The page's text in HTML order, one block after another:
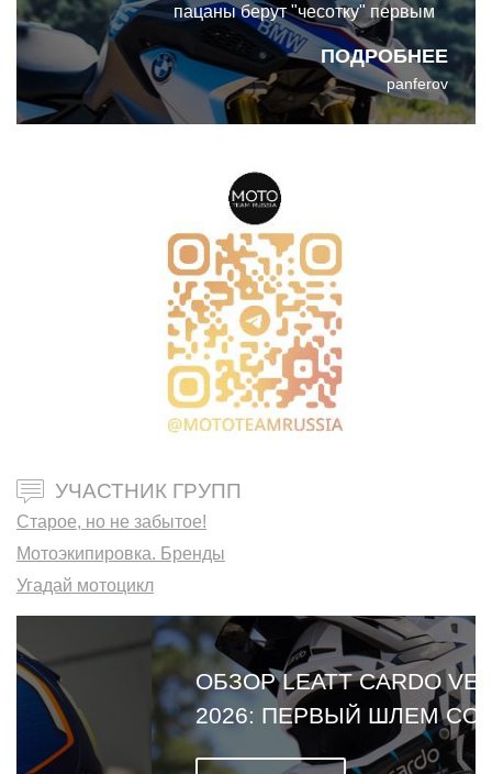
ПОДРОБНЕЕ
пацаны берут "чесотку" первым
байком, а уж покупать пятый или
десятый надо только литр и
более. Ну да. Есть у меня пара
друзей, которые действительно
литра. Один из них очень
неплохо
panferov
УЧАСТНИК ГРУПП
Старое, но не забытое!
Мотоэкипировка. Бренды
Угадай мотоцикл
ОБЗОР LEATT CARDO VENTURE
2026: ПЕРВЫЙ ШЛЕМ СО
ВСТРОЕННОЙ ГАРНИТУРОЙ